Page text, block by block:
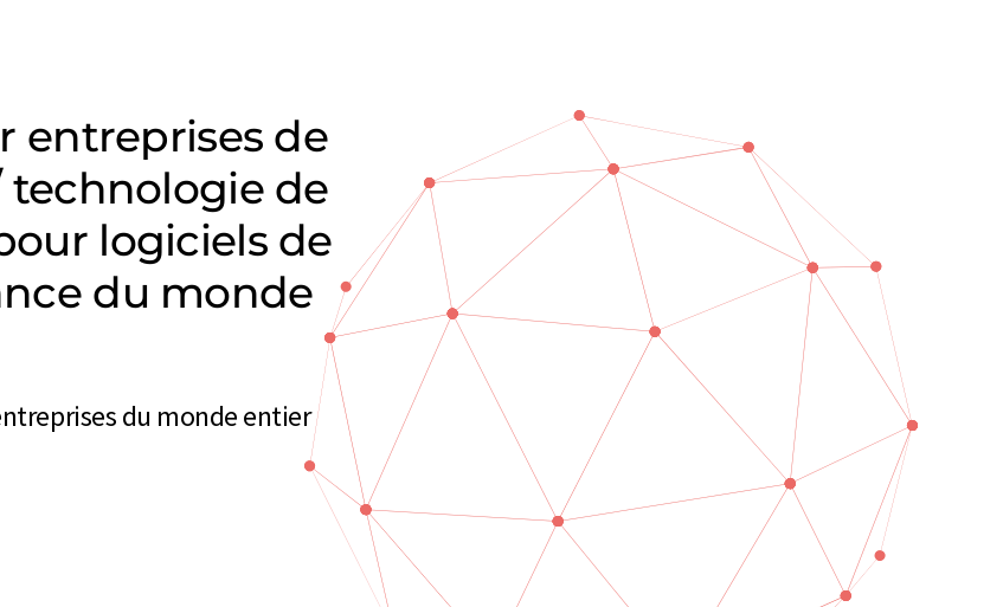
entreprises de
technologie de
logiciels de
du monde
du monde entier